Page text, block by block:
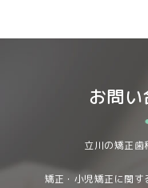
お問
立川の矯正歯
矯正・小児矯正に関